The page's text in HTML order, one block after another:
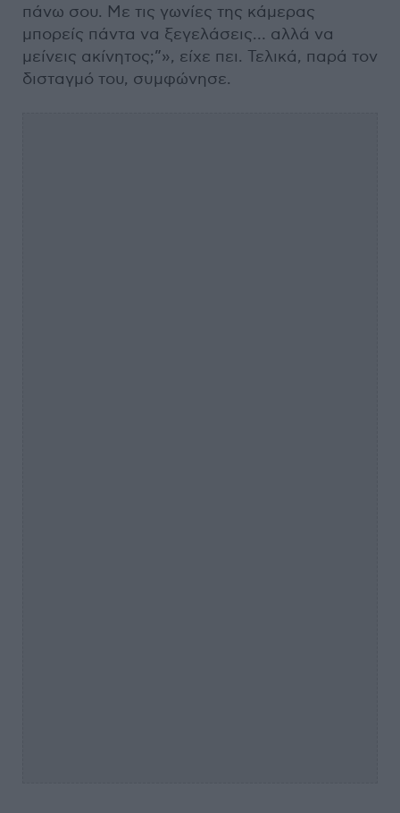
πάνω σου. Με τις γωνίες της κάμερας
μπορείς πάντα να ξεγελάσεις… αλλά να
μείνεις ακίνητος;”», είχε πει. Τελικά, παρά τον
δισταγμό του, συμφώνησε.